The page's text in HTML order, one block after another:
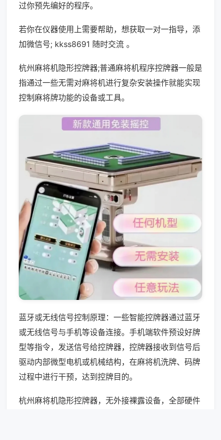
过你预先编好的程序。
若你在仪器使用上需要帮助，想获取一对一指导，添
加微信号; kkss8691 随时交流 。
杭州麻将机隐形控牌器;普通麻将机程序控牌器一般是
指通过一些无需对麻将机进行复杂安装操作就能实现
控制麻将牌功能的设备或工具。
蓝牙或无线信号控制原理：一些智能控牌器通过蓝牙
或无线信号与手机等设备连接。手机端软件预设好牌
型等指令，发送信号给控牌器，控牌器接收到信号后
驱动内部微型电机或机械结构，在麻将机洗牌、码牌
过程中进行干预，达到控牌目的。
杭州麻将机隐形控牌器，无外接裸露设备，全部硬件